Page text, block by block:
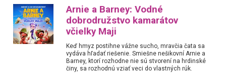
Arnie a Barney: Vodné
dobrodružstvo kamarátov
včielky Maji
Keď hmyz postihne vážne sucho, mravčia čata sa
vydáva hľadať riešenie. Smiešne nešikovní Arnie a
Barney, ktorí rozhodne nie sú stvorení na hrdinské
činy, sa rozhodnú vziať veci do vlastných rúk.